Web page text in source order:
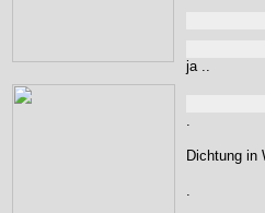
ja ..
.
Dichtung in
.